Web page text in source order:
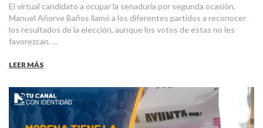
El virtual candidato a ocupar la senaduría por segunda ocasión,
Manuel Añorve Baños llamó a los diferentes partidos a reconocer
los resultados de la elección, aunque los votos de estas no les
favorezcan. ...
LEER MÁS